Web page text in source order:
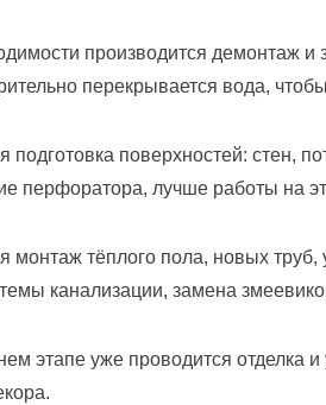
производится демонтаж
перекрывается вода,
подготовка поверхностей: стен,
перфоратора, лучше работы на
монтаж тёплого пола, новых труб,
канализации, замена
этапе уже проводится отделка и